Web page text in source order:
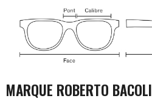
MARQUE ROBERTO BACOLI